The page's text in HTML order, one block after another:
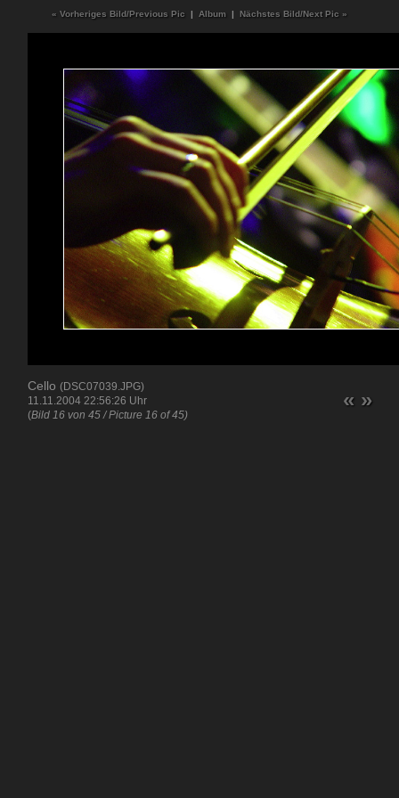
« Vorheriges Bild/Previous Pic | Album | Nächstes Bild/Next Pic »
Cello (DSC07039.JPG)
11.11.2004 22:56:26 Uhr
(Bild 16 von 45 / Picture 16 of 45)
« »